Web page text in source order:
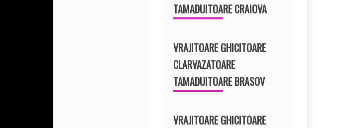
TAMADUITOARE CRAIOVA
VRAJITOARE GHICITOARE
CLARVAZATOARE
TAMADUITOARE BRASOV
VRAJITOARE GHICITOARE